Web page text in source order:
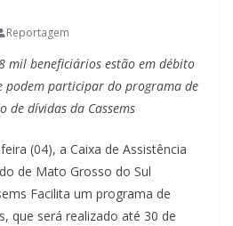
Reportagem
mil beneficiários estão em débito
podem participar do programa de
de dívidas da Cassems
(04), a Caixa de Assistência
de Mato Grosso do Sul
Facilita um programa de
que será realizado até 30 de